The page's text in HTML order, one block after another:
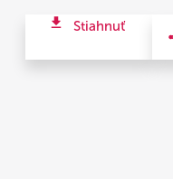
Stiahnuť